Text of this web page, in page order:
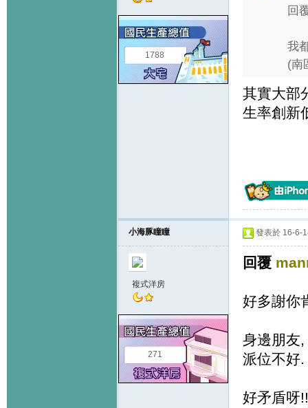
1788
回
我
(南
其實大部
生率創新
小海豚瞳瞳
複式洋房
271
發表於 16-6-
回覆
好多謝你
身邊朋友
派位不好
好矛盾呀